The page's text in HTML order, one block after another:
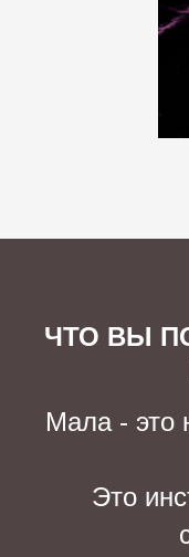
ЧТО ВЫ
Мала - это
Это